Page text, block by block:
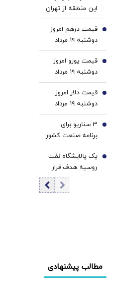
این منطقه از تهران
قیمت درهم امروز
دوشنبه ۱۹ مرداد
۱۴۰۵/ افزایش
قیمت درهم
3
قیمت یورو امروز
دوشنبه ۱۹ مرداد
۱۴۰۵/ کاهش
قیمت یورو
4
قیمت دلار امروز
دوشنبه ۱۹ مرداد
۱۴۰۵/ افزایش
قیمت دلار
5
3 سناریو برای
برنامه صنعت کشور
| رئیس ایمیدرو:
زنجیره فولاد با
قیچی قیمت و
هزینه مواجه است
| تاب‌آوری فولاد
6
یک پالایشگاه نفت
روسیه هدف قرار
گرفت+ جزئیات
7
مطالب پیشنهادی